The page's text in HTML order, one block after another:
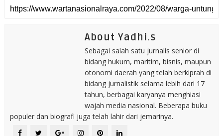
About Yadhi.s
Sebagai salah satu jurnalis senior di
bidang hukum, maritim, bisnis, maupun
otonomi daerah yang telah berkiprah di
bidang jurnalistik selama lebih dari 17
tahun, berbagai karyanya menghiasi
wajah media nasional. Beberapa buku
populer dan biografi juga telah lahir dari jemarinya.